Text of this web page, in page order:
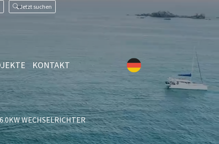
Jetzt suchen
KONTAKT
WECHSELRICHTER